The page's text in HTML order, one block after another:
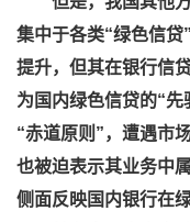
集中于各类“绿色信
提升，但其在银行信
为国内绿色信贷的“
“赤道原则”，遭遇市
也被迫表示其业务中
侧面反映国内银行在